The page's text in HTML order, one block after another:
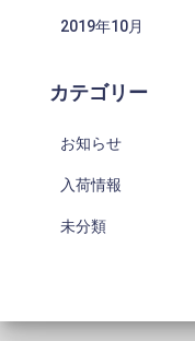
2019年10月
カテゴリー
お知らせ
入荷情報
未分類